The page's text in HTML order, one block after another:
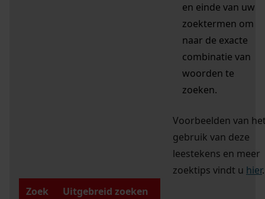
en einde van uw
zoektermen om
naar de exacte
combinatie van
woorden te
zoeken.
Voorbeelden van
gebruik van deze
leestekens en meer
zoektips vindt u hier.
Zoek
Uitgebreid zoeken